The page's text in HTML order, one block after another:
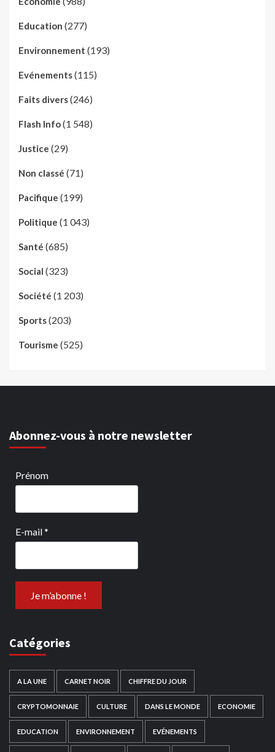
Education (277)
Environnement (193)
Evénements(115)
Faits divers(246)
Flash Info(1 548)
Justice (29)
Non classé (71)
Pacifique (199)
Politique (1 043)
Santé (685)
Social (323)
Société (1 203)
Sports(203)
Tourisme (525)
Abonnez-vous à notre newsletter
Prénom
E-mail*
Catégories
A LA UNE CARNET NOIR CHIFFRE DU JOUR
CRYPTOMONNAIE CULTURE DANS LE MONDE ECONOMIE
EDUCATION ENVIRONNEMENT EVÉNEMENTS